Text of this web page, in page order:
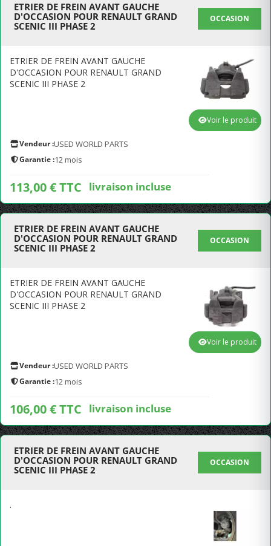
ETRIER DE FREIN AVANT GAUCHE
D'OCCASION POUR RENAULT GRAND
SCENIC III PHASE 2
OCCASION
ETRIER DE FREIN AVANT GAUCHE
D'OCCASION POUR RENAULT GRAND
SCENIC III PHASE 2
Vendeur :USED WORLD PARTS
Garantie :12 mois
113,00 € TTC livraison incluse
Voir le produit
ETRIER DE FREIN AVANT GAUCHE
D'OCCASION POUR RENAULT GRAND
SCENIC III PHASE 2
OCCASION
ETRIER DE FREIN AVANT GAUCHE
D'OCCASION POUR RENAULT GRAND
SCENIC III PHASE 2
Vendeur :USED WORLD PARTS
Garantie :12 mois
106,00 € TTC livraison incluse
Voir le produit
ETRIER DE FREIN AVANT GAUCHE
D'OCCASION POUR RENAULT GRAND
SCENIC III PHASE 2
OCCASION
.